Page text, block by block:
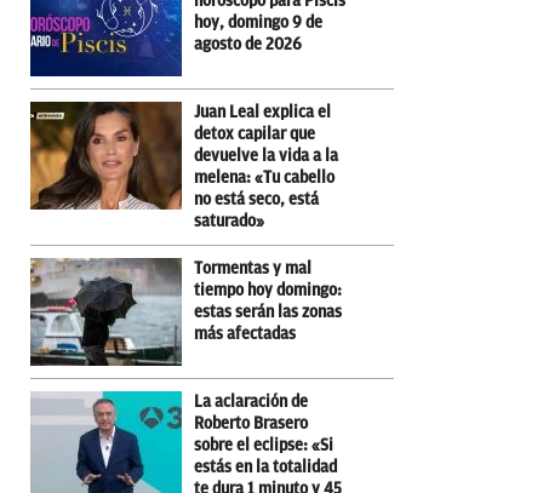
hoy, domingo 9 de
agosto de 2026
Juan Leal explica el
detox capilar que
devuelve la vida a la
melena: «Tu cabello
no está seco, está
saturado»
Tormentas y mal
tiempo hoy domingo:
estas serán las zonas
más afectadas
La aclaración de
Roberto Brasero
sobre el eclipse: «Si
estás en la totalidad
te dura 1 minuto y 45